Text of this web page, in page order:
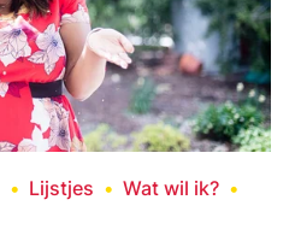
Lijstjes
Wat wil ik?